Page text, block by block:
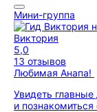
Мини-группа
Виктория
5,0
13 отзывов
Любимая Анапа!
Увидеть
и